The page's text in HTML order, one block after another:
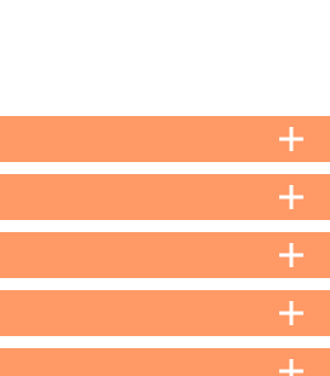
沖縄・離島など一部地域